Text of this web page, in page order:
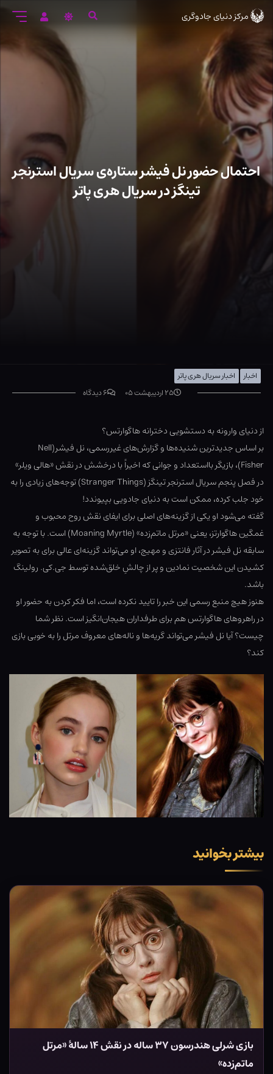
ورود
متن
اصلی
مرکز دنیای جادوگری
احتمال حضور نل فیشر ستاره‌ی سریال استرنجر
تینگز در سریال هری پاتر
اخبار
اخبار سریال هری پاتر
۲۵ اردیبهشت ۰۵
۶ دیدگاه
از دنیای وارونه به دستشویی دخترانه هاگوارتس؟
بر اساس جدیدترین شنیده‌ها و گزارش‌های غیررسمی، نل فیشر(Nell
Fisher)، بازیگر بااستعداد و جوانی که اخیراً با درخشش در نقش «هالی ویلر»
در فصل پنجم سریال استرنجر تینگز (Stranger Things) توجه‌های زیادی را به
خود جلب کرده، ممکن است به دنیای جادویی بپیوندد!
گفته می‌شود او یکی از گزینه‌های اصلی برای ایفای نقش روح محبوب و
غمگین هاگوارتز، یعنی «مرتل ماتم‌زده» (Moaning Myrtle) است. با توجه به
سابقه نل فیشر در آثار فانتزی و مهیج، او می‌تواند گزینه‌ای عالی برای به تصویر
کشیدن این شخصیت نمادین و پر از چالشِ خلق‌شده توسط جی.کی. رولینگ
باشد.
هنوز هیچ منبع رسمی این خبر را تایید نکرده است، اما فکر کردن به حضور او
در راهروهای هاگوارتس هم برای طرفداران هیجان‌انگیز است. نظر شما
چیست؟ آیا نل فیشر می‌تواند گریه‌ها و ناله‌های معروف مرتل را به خوبی بازی
کند؟
بیشتر بخوانید
بازی شرلی هندرسون ۳۷ ساله در نقش ۱۴ سالهٔ «مرتل
ماتم‌زده»